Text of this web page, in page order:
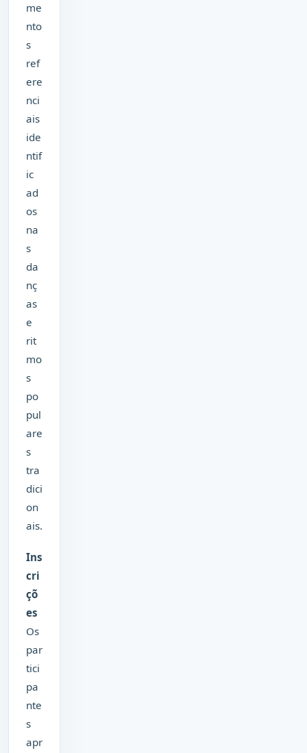
me
nto
s
ref
ere
nci
ais
ide
ntif
ic
ad
os
na
s
da
nç
as
e
rit
mo
s
po
pul
are
s
tra
dici
on
ais.
Ins
cri
çõ
es
Os
par
tici
pa
nte
s
apr